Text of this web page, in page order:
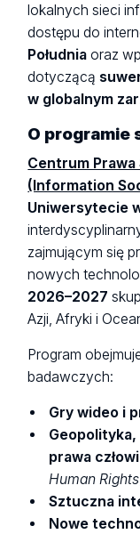
lokalnych sieci
dostępu do
Południa oraz
dotyczącą
w globalnym
O programie
Centrum
(Information
Uniwersytecie
zajmującym się
nowych
2026–2027
Azji, Afryki i
Program
badawczych:
Gry wideo i
prawa
Human Rights
Sztuczna
Nowe